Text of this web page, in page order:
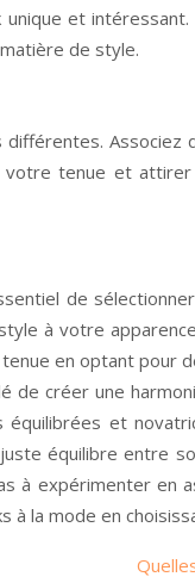
et
de style.
tenue et
de
à votre
en optant pour
créer une
et
équilibre entre
à expérimenter
la mode en